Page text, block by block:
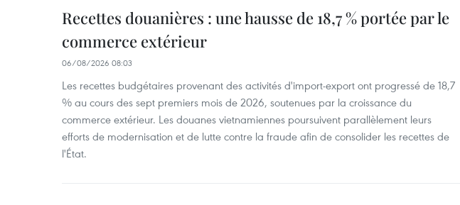
Recettes douanières : une hausse de 18,7 % portée par le
commerce extérieur
06/08/2026 08:03
Les recettes budgétaires provenant des activités d'import-export ont progressé de 18,7
% au cours des sept premiers mois de 2026, soutenues par la croissance du
commerce extérieur. Les douanes vietnamiennes poursuivent parallèlement leurs
efforts de modernisation et de lutte contre la fraude afin de consolider les recettes de
l'État.